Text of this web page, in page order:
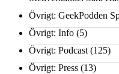
Övrigt: GeekPodden
Övrigt: Info (5)
Övrigt: Podcast (125)
Övrigt: Press (13)